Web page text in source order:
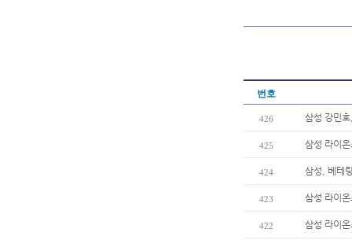
번호
426 삼성 강민
425 삼성 라이
424 삼성, 베테
423 삼성 라이
422 삼성 라이